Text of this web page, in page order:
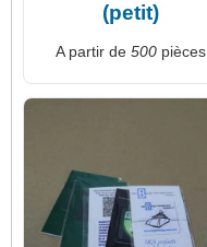
(petit)
A partir de 500pièces